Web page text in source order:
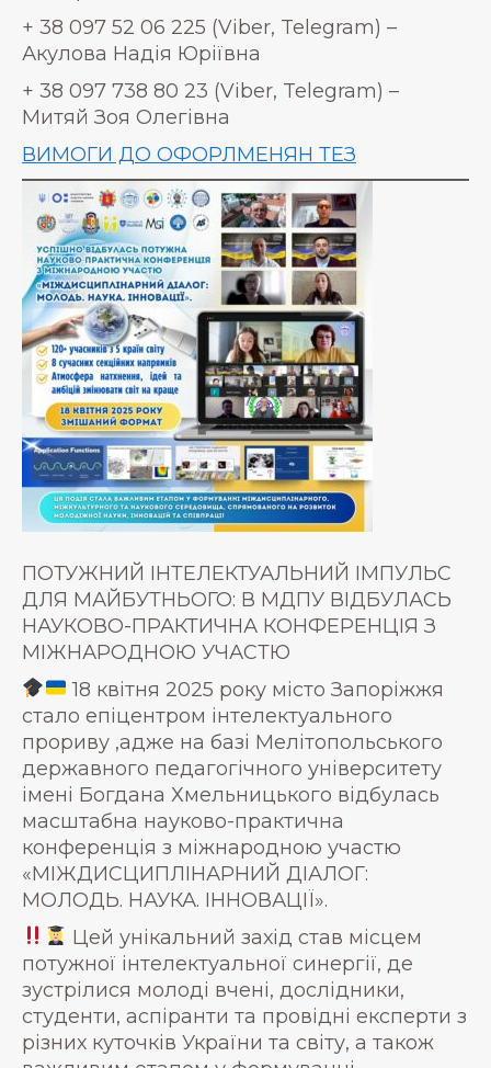
+ 38 097 52 06 225 (Viber, Telegram) –
Акулова Надія Юріївна
+ 38 097 738 80 23 (Viber, Telegram) –
Митяй Зоя Олегівна
ВИМОГИ ДО ОФОРЛМЕНЯН ТЕЗ
ПОТУЖНИЙ ІНТЕЛЕКТУАЛЬНИЙ ІМПУЛЬС
ДЛЯ МАЙБУТНЬОГО: В МДПУ ВІДБУЛАСЬ
НАУКОВО-ПРАКТИЧНА КОНФЕРЕНЦІЯ З
МІЖНАРОДНОЮ УЧАСТЮ
18 квітня 2025 року місто Запоріжжя
стало епіцентром інтелектуального
прориву ,адже на базі Мелітопольського
державного педагогічного університету
імені Богдана Хмельницького відбулась
масштабна науково-практична
конференція з міжнародною участю
«МІЖДИСЦИПЛІНАРНИЙ ДІАЛОГ:
МОЛОДЬ. НАУКА. ІННОВАЦІЇ».
Цей унікальний захід став місцем
потужної інтелектуальної синергії, де
зустрілися молоді вчені, дослідники,
студенти, аспіранти та провідні експерти з
різних куточків України та світу, а також